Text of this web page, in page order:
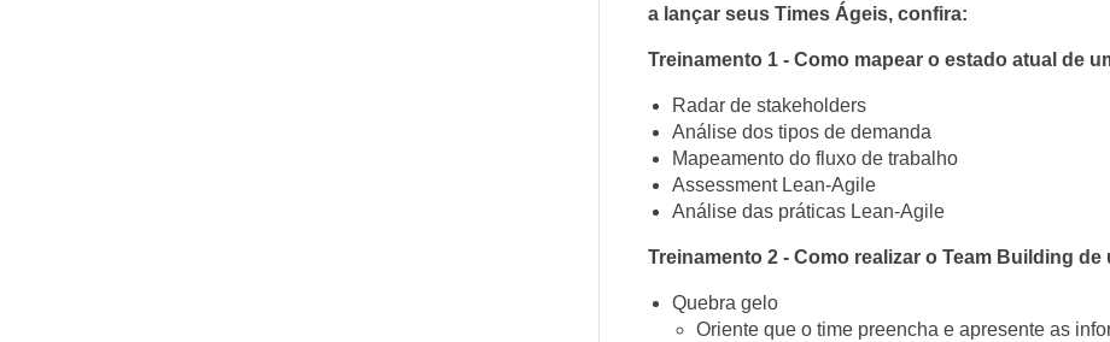
a lançar seus Times Ágeis, confira:
Treinamento 1 - Como mapear o estado atual de
Radar de stakeholders
Análise dos tipos de demanda
Mapeamento do fluxo de trabalho
Assessment Lean-Agile
Análise das práticas Lean-Agile
Treinamento 2 - Como realizar o Team Building de
Quebra gelo
Oriente que o time preencha e apresente as